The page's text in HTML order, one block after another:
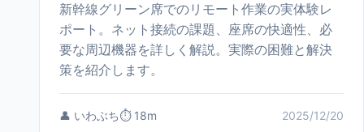
新幹線グリーン席でのリモート作業の実体験レ
ポート。ネット接続の課題、座席の快適性、必
要な周辺機器を詳しく解説。実際の困難と解決
策を紹介します。
👤 いわぶち⏱️ 18m 2025/12/20